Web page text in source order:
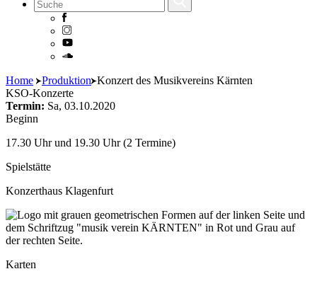
Skip
to
content
Home Produktion Konzert des Musikvereins Kärnten
KSO-Konzerte
Termin: Sa, 03.10.2020
Beginn
17.30 Uhr und 19.30 Uhr (2 Termine)
Spielstätte
Konzerthaus Klagenfurt
Karten